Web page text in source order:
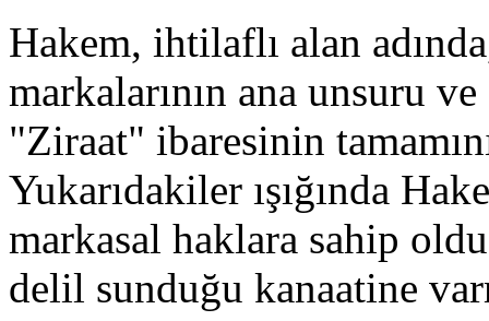
Hakem, ihtilaflı alan
markalarının ana unsuru
"Ziraat" ibaresinin
Yukarıdakiler ışığında
markasal haklara sahip
delil sunduğu kanaatine